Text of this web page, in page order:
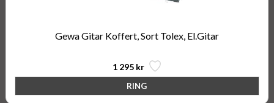
Gewa Gitar Koffert, Sort Tolex, El.Gitar
1 295 kr